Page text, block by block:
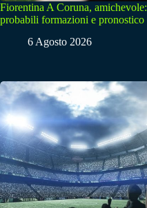
Fiorentina A Coruna, amichevole:
probabili formazioni e pronostico
6 Agosto 2026